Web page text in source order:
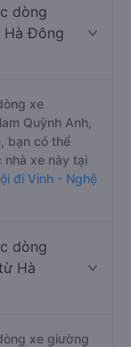
dòng
Hà Đông
xe
Quỳnh Anh,
bạn có thể
nhà xe này tại
đi Vinh - Nghệ
dòng
Hà
xe giường